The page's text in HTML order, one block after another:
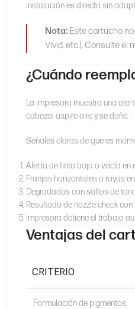
instalación es directa sin
Nota: Este cartucho
Vivid, etc.). Consulte el
¿Cuándo
La impresora muestra una
cabezal aspire aire y se dañe.
Señales claras de que es
Alerta de tinta baja o vacía en
Franjas horizontales o rayas
Degradados con saltos de
Resultado de nozzle check
Impresora detiene el trabajo
Ventajas del
CRITERIO
Formulación de pigmentos